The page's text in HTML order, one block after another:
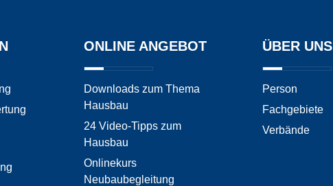
ONLINE ANGEBOT
Downloads zum Thema
Hausbau
24 Video-Tipps zum
Hausbau
Onlinekurs
Neubaubegleitung
ÜBER UNS
Person
Fachgebiete
Verbände